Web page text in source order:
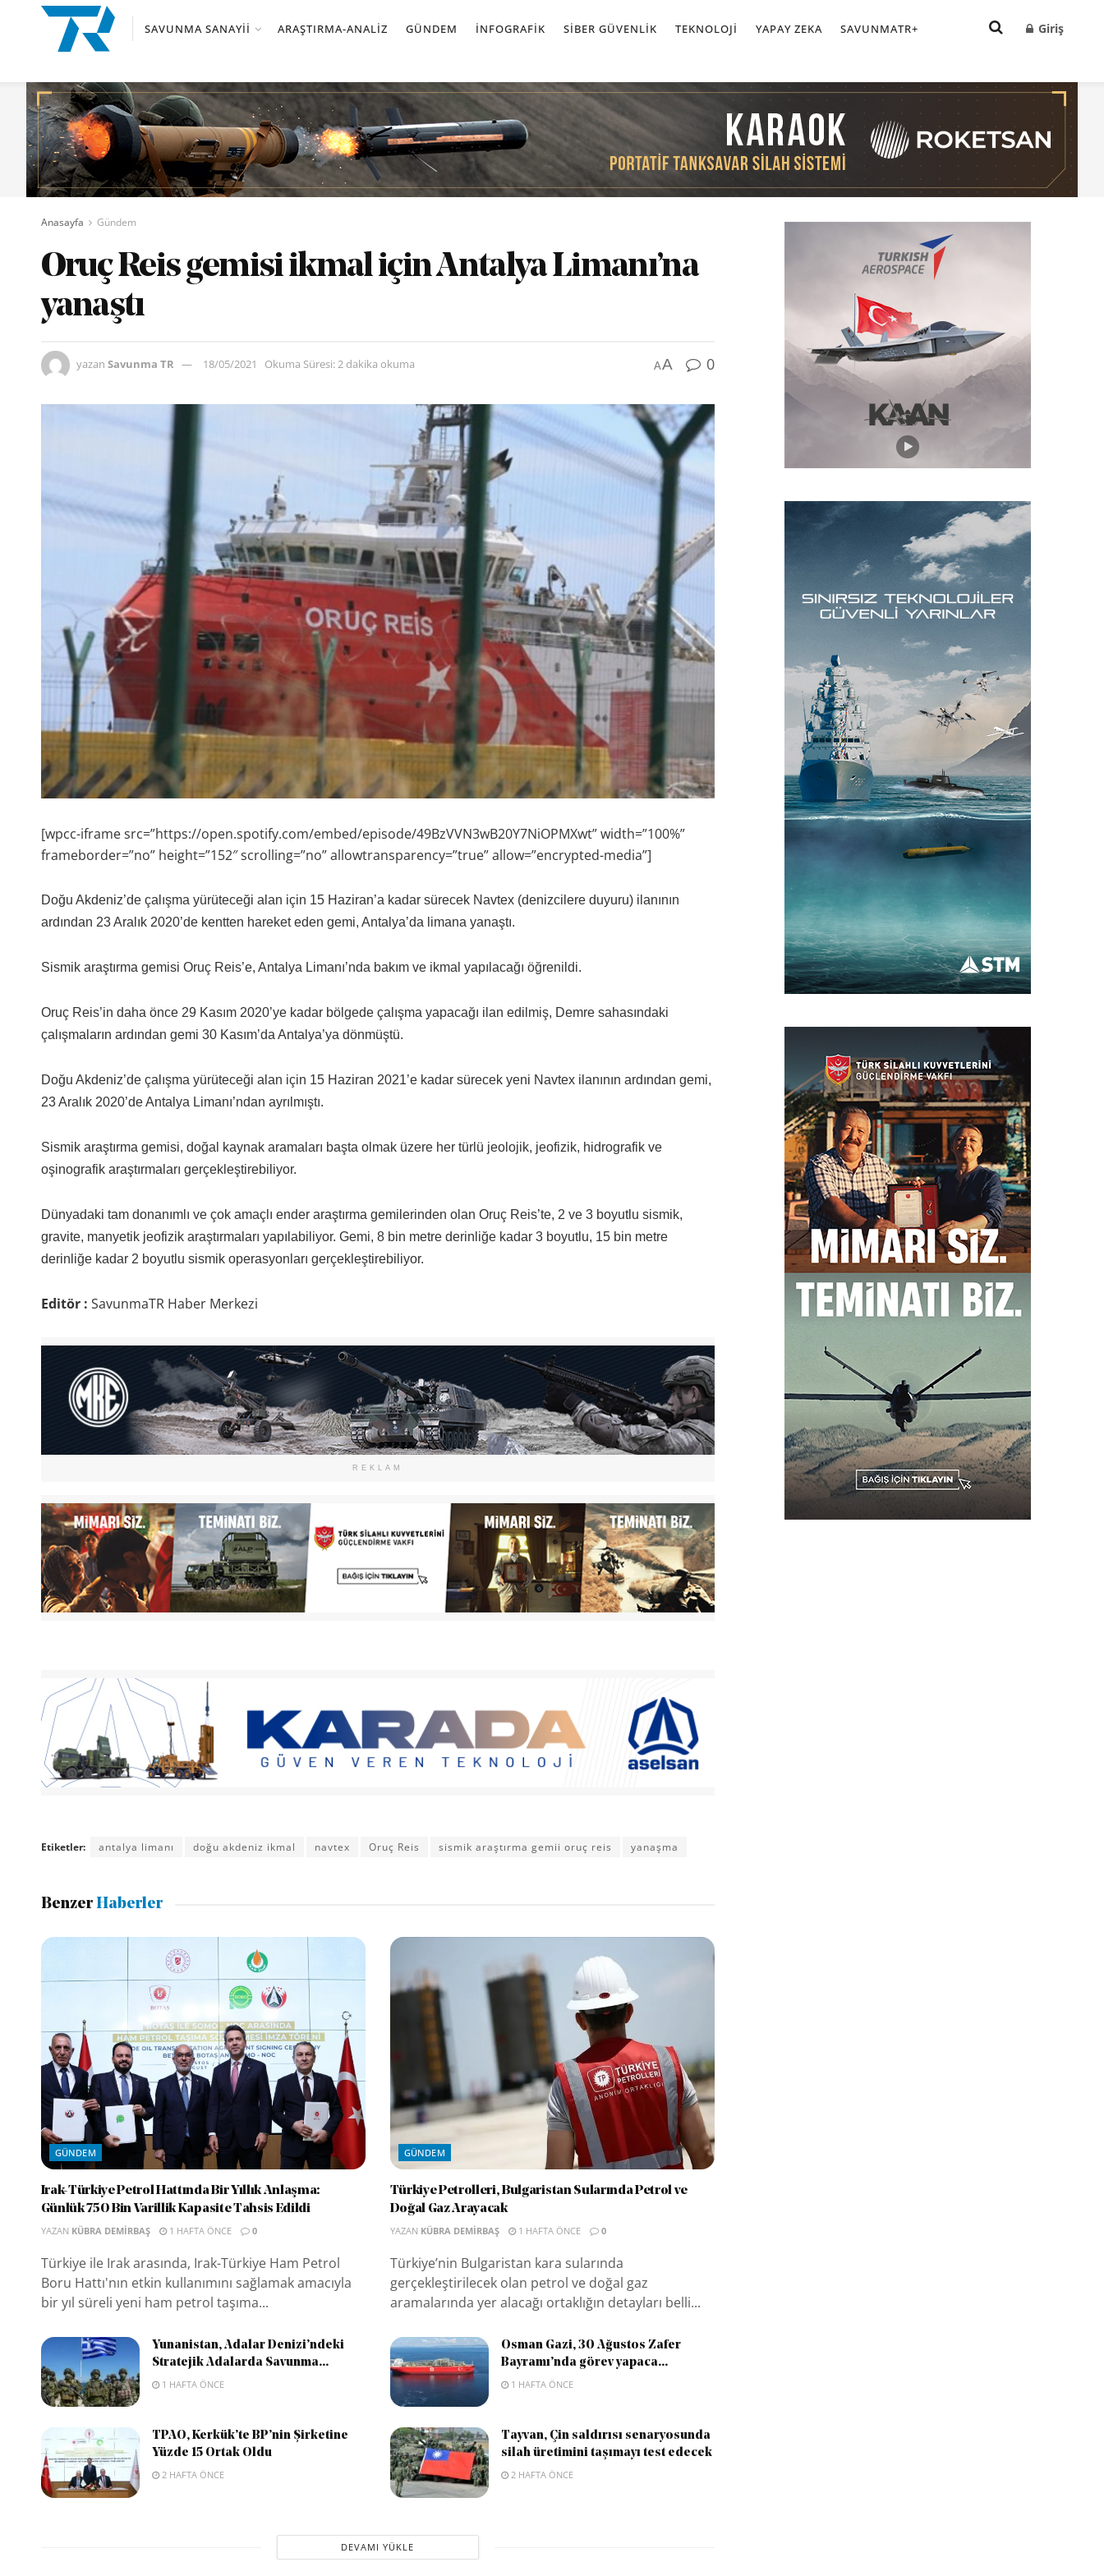
SAVUNMA SANAYII ARAŞTIRMA-ANALIZ GÜNDEM İNFOGRAFIK SIBER GÜVENLIK TEKNOLOJI YAPAY ZEKA SAVUNMATR+ Giriş
Anasayfa Gündem
Oruç Reis gemisi ikmal için Antalya Limanı’na
yanaştı
yazan Savunma TR 18/05/2021 Okuma Süresi: 2 dakika okuma AA 0
[wpcc-iframe src=”https://open.spotify.com/embed/episode/49BzVVN3wB20Y7NiOPMXwt” width=”100%”
frameborder=”no” height=”152″ scrolling=”no” allowtransparency=”true” allow=”encrypted-media”]
Doğu Akdeniz’de çalışma yürüteceği alan için 15 Haziran’a kadar sürecek Navtex (denizcilere duyuru) ilanının
ardından 23 Aralık 2020’de kentten hareket eden gemi, Antalya’da limana yanaştı.
Sismik araştırma gemisi Oruç Reis’e, Antalya Limanı’nda bakım ve ikmal yapılacağı öğrenildi.
Oruç Reis’in daha önce 29 Kasım 2020’ye kadar bölgede çalışma yapacağı ilan edilmiş, Demre sahasındaki
çalışmaların ardından gemi 30 Kasım’da Antalya’ya dönmüştü.
Doğu Akdeniz’de çalışma yürüteceği alan için 15 Haziran 2021’e kadar sürecek yeni Navtex ilanının ardından gemi,
23 Aralık 2020’de Antalya Limanı’ndan ayrılmıştı.
Sismik araştırma gemisi, doğal kaynak aramaları başta olmak üzere her türlü jeolojik, jeofizik, hidrografik ve
oşinografik araştırmaları gerçekleştirebiliyor.
Dünyadaki tam donanımlı ve çok amaçlı ender araştırma gemilerinden olan Oruç Reis’te, 2 ve 3 boyutlu sismik,
gravite, manyetik jeofizik araştırmaları yapılabiliyor. Gemi, 8 bin metre derinliğe kadar 3 boyutlu, 15 bin metre
derinliğe kadar 2 boyutlu sismik operasyonları gerçekleştirebiliyor.
Editör : SavunmaTR Haber Merkezi
REKLAM
Etiketler: antalya limanı doğu akdeniz ikmal navtex Oruç Reis sismik araştırma gemii oruç reis yanaşma
BenzerHaberler
GÜNDEM
Irak-Türkiye Petrol Hattında Bir Yıllık Anlaşma:
Günlük 750 Bin Varillik Kapasite Tahsis Edildi
YAZAN KÜBRA DEMIRBAŞ 1 HAFTA ÖNCE 0
Türkiye ile Irak arasında, Irak-Türkiye Ham Petrol
Boru Hattı'nın etkin kullanımını sağlamak amacıyla
bir yıl süreli yeni ham petrol taşıma...
GÜNDEM
Türkiye Petrolleri, Bulgaristan Sularında Petrol ve
Doğal Gaz Arayacak
YAZAN KÜBRA DEMIRBAŞ 1 HAFTA ÖNCE 0
Türkiye’nin Bulgaristan kara sularında
gerçekleştirilecek olan petrol ve doğal gaz
aramalarında yer alacağı ortaklığın detayları belli...
Yunanistan, Adalar Denizi’ndeki
Stratejik Adalarda Savunma...
1 HAFTA ÖNCE
Osman Gazi, 30 Ağustos Zafer
Bayramı’nda görev yapaca...
1 HAFTA ÖNCE
TPAO, Kerkük’te BP’nin Şirketine
Yüzde 15 Ortak Oldu
2 HAFTA ÖNCE
Tayvan, Çin saldırısı senaryosunda
silah üretimini taşımayı test edecek
2 HAFTA ÖNCE
DEVAMI YÜKLE